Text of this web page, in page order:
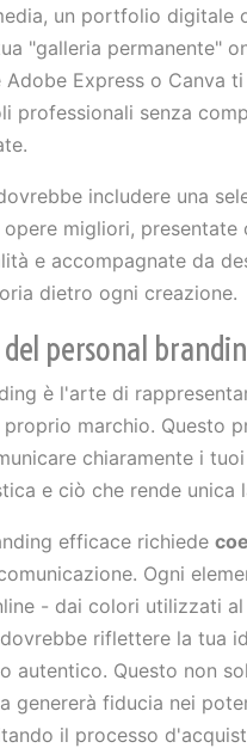
un portfolio digitale
"galleria permanente"
Adobe Express o Canva
professionali senza
includere una
migliori, presentate
e accompagnate da
dietro ogni creazione.
personal
è l'arte di
marchio. Questo
chiaramente i
e ciò che rende unica
efficace richiede
Ogni
- dai colori utilizzati
riflettere la tua
autentico. Questo non
genererà fiducia nei
il processo